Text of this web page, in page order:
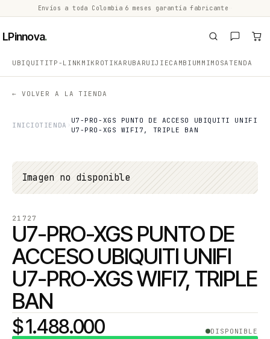
Envíos a toda Colombia 6 meses garantía fabricante
LPinnova.
UBIQUITITP-LINK MIKROTIKARUBA RUIJIECAMBIUM MIMOSATENDA
← VOLVER A LA TIENDA
INICIOTIENDA
U7-PRO-XGS PUNTO DE ACCESO UBIQUITI UNIFI
U7-PRO-XGS WIFI7, TRIPLE BAN
Imagen no disponible
21727
U7-PRO-XGS PUNTO DE
ACCESO UBIQUITI UNIFI
U7-PRO-XGS WIFI7, TRIPLE
BAN
$ 1.488.000 DISPONIBLE